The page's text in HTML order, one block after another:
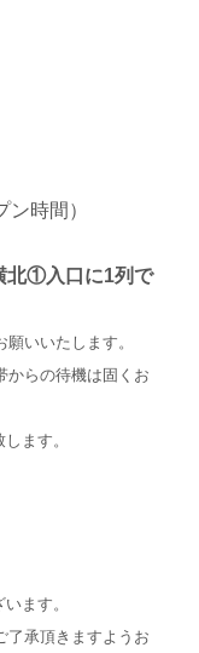
時間）
北①入口に1列で
いいたします。
からの待機は固くお
ます。
ます。
承頂きますようお